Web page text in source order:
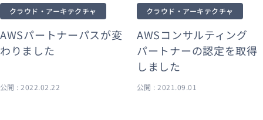
クラウド・アーキテクチャ
AWSパートナーパスが変
わりました
公開 : 2022.02.22
クラウド・アーキテクチャ
AWSコンサルティング
パートナーの認定を取得
しました
公開 : 2021.09.01